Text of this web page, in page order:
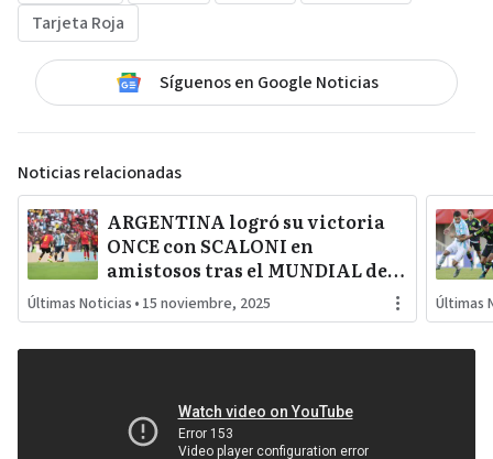
Tarjeta Roja
Síguenos en Google Noticias
Noticias relacionadas
ARGENTINA logró su victoria
ONCE con SCALONI en
amistosos tras el MUNDIAL de
QATAR con GOLES de LAUTARO
MARTÍNEZ y LIONEL MESSI
Últimas Noticias • 15 noviembre, 2025 Últimas